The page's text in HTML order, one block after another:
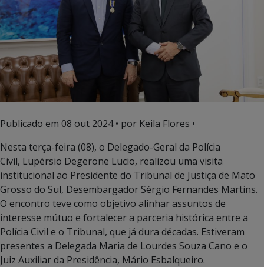
Publicado em 08 out 2024• por Keila Flores •
Nesta terça-feira (08), o Delegado-Geral da Polícia
Civil, Lupérsio Degerone Lucio, realizou uma visita
institucional ao Presidente do Tribunal de Justiça de Mato
Grosso do Sul, Desembargador Sérgio Fernandes Martins.
O encontro teve como objetivo alinhar assuntos de
interesse mútuo e fortalecer a parceria histórica entre a
Polícia Civil e o Tribunal, que já dura décadas. Estiveram
presentes a Delegada Maria de Lourdes Souza Cano e o
Juiz Auxiliar da Presidência, Mário Esbalqueiro.